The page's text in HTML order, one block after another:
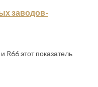
заводов-
R66 этот показатель